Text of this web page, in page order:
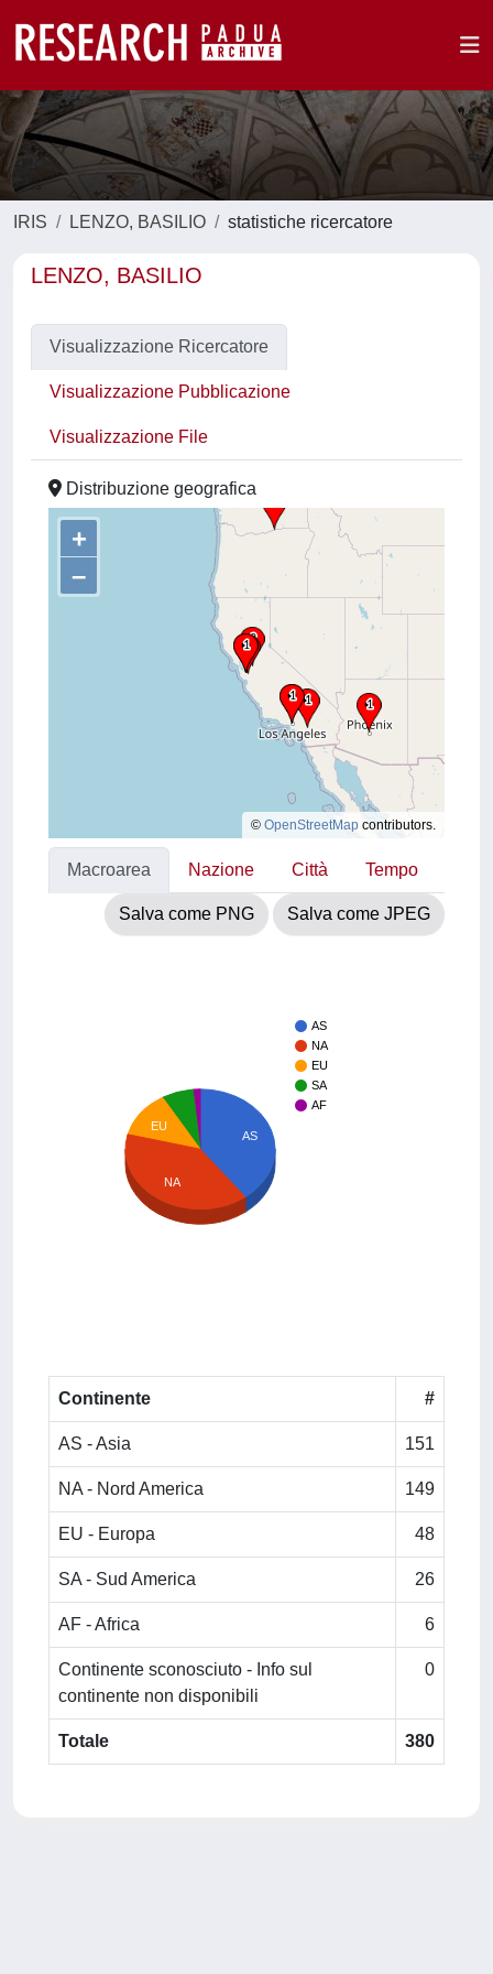
IRIS LENZO, BASILIO statistiche ricercatore
LENZO, BASILIO
Visualizzazione Ricercatore
Visualizzazione Pubblicazione
Visualizzazione File
Distribuzione geografica
+
–
© OpenStreetMap contributors.
Macroarea Nazione Città Tempo
Salva come PNG Salva come JPEG
AS
NA
EU
SA
AF
AS
EU
NA
Continente #
AS - Asia 151
NA - Nord America 149
EU - Europa 48
SA - Sud America 26
AF - Africa 6
Continente sconosciuto - Info sul
continente non disponibili
0
Totale 380